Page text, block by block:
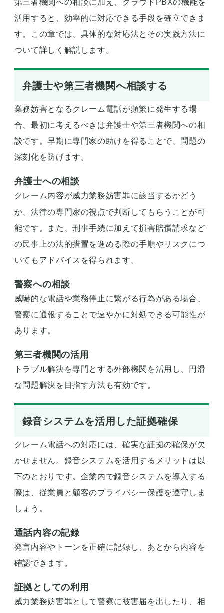
第三者機関への相談に加え、クラウドPBXの機能を
活用すると、効率的に対応できる手段を確立できま
す。この章では、具体的な対応法とその実践方法に
ついて詳しく解説します。
弁護士や第三者機関へ相談する
業務妨害となるクレーム電話が頻繁に発生する場
合、最初に考えるべきは弁護士や第三者機関への相
談です。早期に専門家の助けを得ることで、問題の
深刻化を防げます。
弁護士への相談
クレーム内容が威力業務妨害罪に該当するかどう
か、法律の専門家の視点で判断してもらうことが可
能です。また、刑事手続に加えて損害賠償請求など
の民事上の法的措置を進める際の手順やリスクにつ
いてもアドバイスを得られます。
警察への相談
威嚇的な電話や業務停止に繋がる行為がある場合、
警察に通報することで速やかに対処できる可能性が
あります。
第三者機関の活用
トラブル解決を専門とする外部機関を活用し、円滑
な問題解決を目指す方法も有効です。
録音システムを活用した証拠確保
クレーム電話への対応には、確実な証拠の確保が欠
かせません。録音システムを活用するメリットは以
下のとおりです。企業内で録音システムを導入する
際は、従業員と顧客のプライバシー保護を遵守しま
しょう。
通話内容の記録
発言内容やトーンを正確に記録し、あとから内容を
確認できます。
証拠としての利用
威力業務妨害罪として警察に被害届を出したり、相